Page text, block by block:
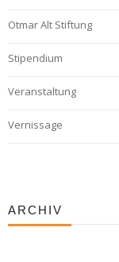
Otmar Alt Stiftung
Stipendium
Veranstaltung
Vernissage
ARCHIV